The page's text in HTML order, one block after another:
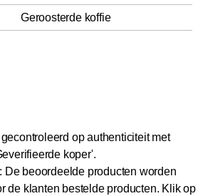
Geroosterde koffie
op authenticiteit met
koper'.
De beoordeelde producten worden
de klanten bestelde producten. Klik op